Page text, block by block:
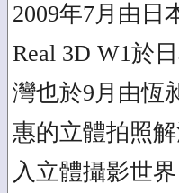
2009年7月由日
Real 3D W1於
灣也於9月由恆
惠的立體拍照
入立體攝影世